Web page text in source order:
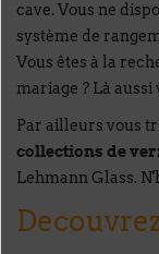
cave. Vous ne
système de
Vous êtes à la
mariage ? Là aussi
Par ailleurs vous
collections de
Lehmann Glass.